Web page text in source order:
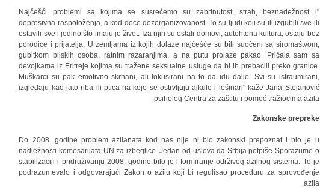
"Najčešći problemi sa kojima se susrećemo su zabrinutost, strah, beznadežnost i
depresivna raspoloženja, a kod dece dezorganizovanost. To su ljudi koji su ili izgubili sve ili
ostavili sve i jedino što imaju je život. Iza njih su ostali domovi, autohtona kultura, ostaju bez
porodice i prijatelja. U zemljama iz kojih dolaze najčešće su bili suočeni sa siromaštvom,
gubitkom bliskih osoba, ratnim razaranjima, a na putu prolaze pakao. Pričala sam sa
devojkama iz Eritreje kojima su tražene seksualne usluge da bi ih prebacili preko granice.
Muškarci su pak emotivno skrhani, ali fokusirani na to da idu dalje. Svi su istraumirani,
izgledaju kao jato riba ili ptica na koje se ostrvljuju ajkule i lešinari" kaže Jana Stojanović
psiholog Centra za zaštitu i pomoć tražiocima azila
.
Zakonske prepreke
Do 2008. godine problem azilanata kod nas nije ni bio zakonski prepoznat i bio je u
nadležnosti komesarijata UN za izbeglice. Jedan od uslova da Srbija potpiše Sporazume o
stabilizaciji i pridruživanju 2008. godine bilo je i formiranje održivog azilnog sistema. To je
podrazumevalo i odgovarajući Zakon o azilu koji bi regulisao proceduru za sprovođenje
azila.